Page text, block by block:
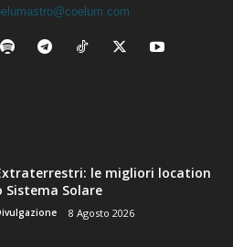
le migliori location
Sistema Solare
8 Agosto 2026